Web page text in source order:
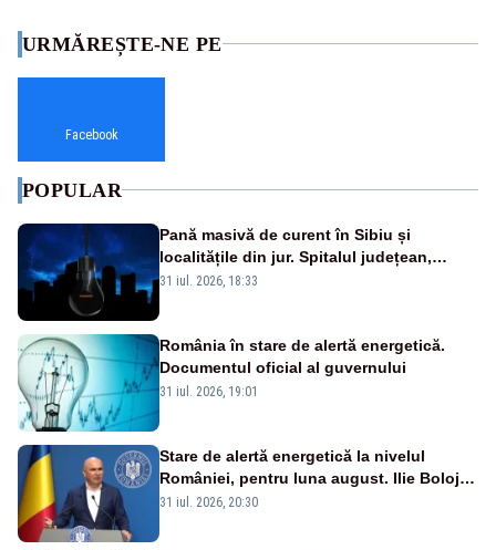
URMĂREȘTE-NE PE
Facebook
POPULAR
Pană masivă de curent în Sibiu și
localitățile din jur. Spitalul județean,
semafoarele, rețelele de telefonie, grav
31 iul. 2026, 18:33
România în stare de alertă energetică.
Documentul oficial al guvernului
31 iul. 2026, 19:01
Stare de alertă energetică la nivelul
României, pentru luna august. Ilie Bolojan
a anunțat importuri și posibile restricții –
31 iul. 2026, 20:30